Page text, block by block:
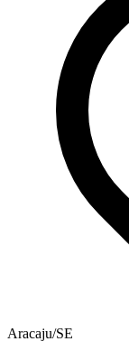
Aracaju/SE